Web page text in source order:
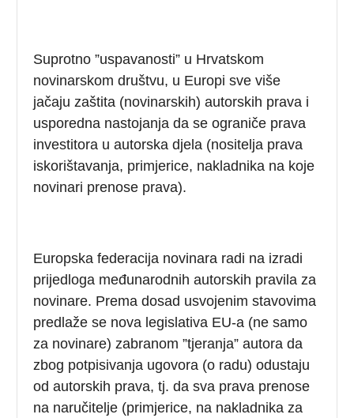
Suprotno ”uspavanosti” u Hrvatskom
novinarskom društvu, u Europi sve više
jačaju zaštita (novinarskih) autorskih prava i
usporedna nastojanja da se ograniče prava
investitora u autorska djela (nositelja prava
iskorištavanja, primjerice, nakladnika na koje
novinari prenose prava).
Europska federacija novinara radi na izradi
prijedloga međunarodnih autorskih pravila za
novinare. Prema dosad usvojenim stavovima
predlaže se nova legislativa EU-a (ne samo
za novinare) zabranom ”tjeranja” autora da
zbog potpisivanja ugovora (o radu) odustaju
od autorskih prava, tj. da sva prava prenose
na naručitelje (primjerice, na nakladnika za